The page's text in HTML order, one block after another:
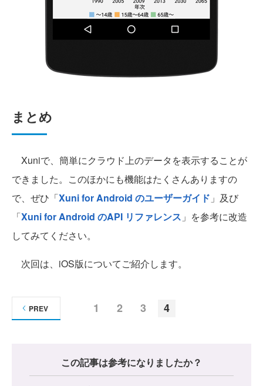
まとめ
Xuniで、簡単にクラウド上のデータを表示することが
できました。このほかにも機能はたくさんありますの
で、ぜひ「Xuni for Android のユーザーガイド 」及び
「Xuni for Android のAPI リファレンス 」を参考に改造
してみてください。
次回は、iOS版についてご紹介します。
1 2 3 4
PREV
この記事は参考になりましたか？